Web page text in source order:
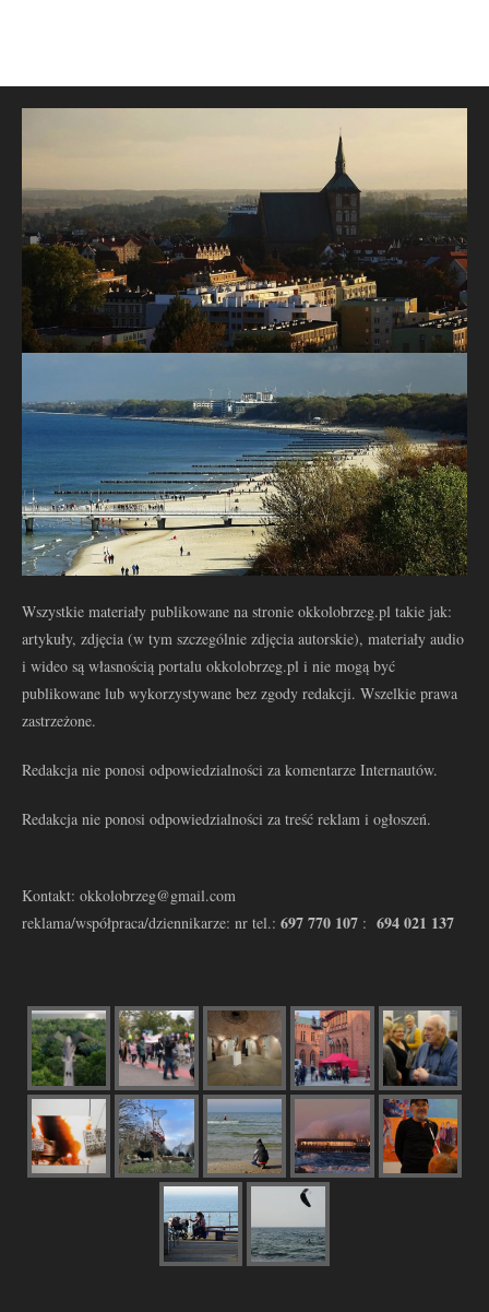
Wszystkie materiały publikowane na stronie okkolobrzeg.pl takie jak:
artykuły, zdjęcia (w tym szczególnie zdjęcia autorskie), materiały audio
i wideo są własnością portalu okkolobrzeg.pl i nie mogą być
publikowane lub wykorzystywane bez zgody redakcji. Wszelkie prawa
zastrzeżone.
Redakcja nie ponosi odpowiedzialności za komentarze Internautów.
Redakcja nie ponosi odpowiedzialności za treść reklam i ogłoszeń.
Kontakt: okkolobrzeg@gmail.com
reklama/współpraca/dziennikarze: nr tel.: 697 770 107 : 694 021 137